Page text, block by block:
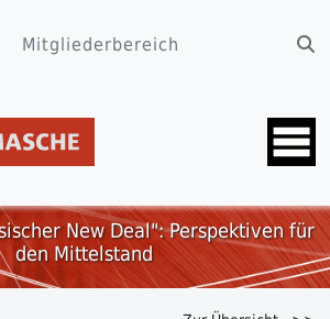
Mitgliederbereich
New Deal": Perspektiven für
den Mittelstand